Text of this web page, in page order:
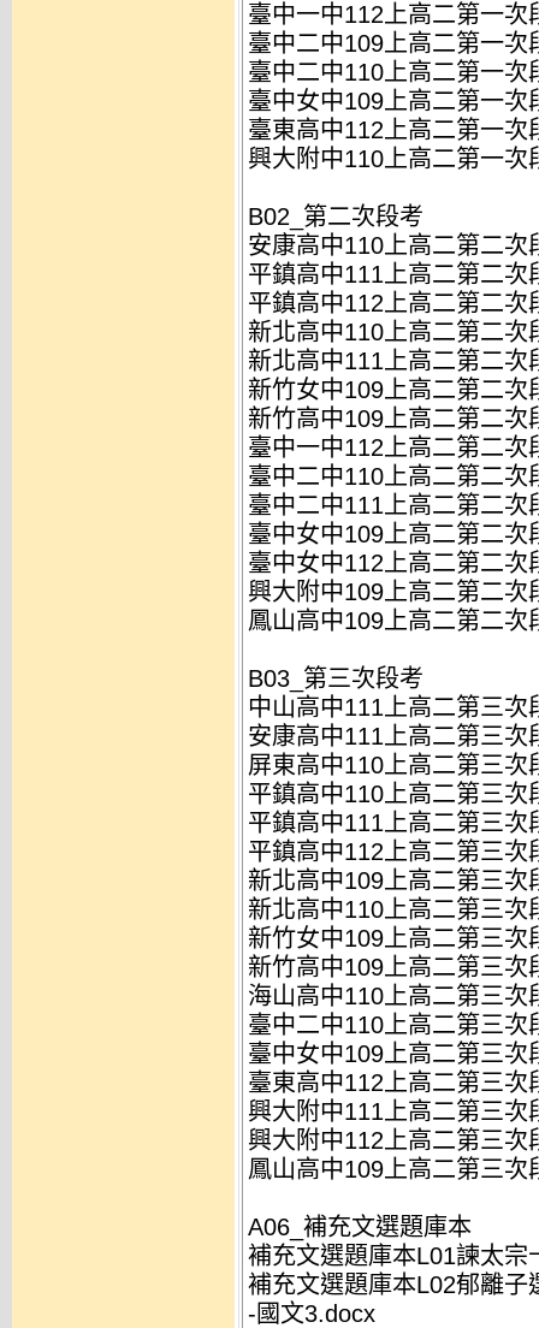
臺中一中112上高二第一次
臺中二中109上高二第一次
臺中二中110上高二第一次
臺中女中109上高二第一次
臺東高中112上高二第一次
興大附中110上高二第一次
B02_第二次段考
安康高中110上高二第二次
平鎮高中111上高二第二次
平鎮高中112上高二第二次
新北高中110上高二第二次
新北高中111上高二第二次
新竹女中109上高二第二次
新竹高中109上高二第二次
臺中一中112上高二第二次
臺中二中110上高二第二次
臺中二中111上高二第二次
臺中女中109上高二第二次
臺中女中112上高二第二次
興大附中109上高二第二次
鳳山高中109上高二第二次
B03_第三次段考
中山高中111上高二第三次
安康高中111上高二第三次
屏東高中110上高二第三次
平鎮高中110上高二第三次
平鎮高中111上高二第三次
平鎮高中112上高二第三次
新北高中109上高二第三次
新北高中110上高二第三次
新竹女中109上高二第三次
新竹高中109上高二第三次
海山高中110上高二第三次
臺中二中110上高二第三次
臺中女中109上高二第三次
臺東高中112上高二第三次
興大附中111上高二第三次
興大附中112上高二第三次
鳳山高中109上高二第三次
A06_補充文選題庫本
補充文選題庫本L01諫太宗
補充文選題庫本L02郁離
-國文3.docx